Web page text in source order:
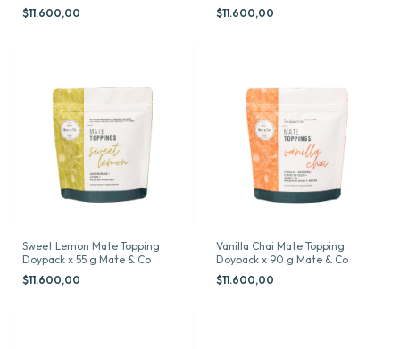
$11.600,00
$11.600,00
Sweet Lemon Mate Topping
Doypack x 55 g Mate & Co
$11.600,00
Vanilla Chai Mate Topping
Doypack x 90 g Mate & Co
$11.600,00